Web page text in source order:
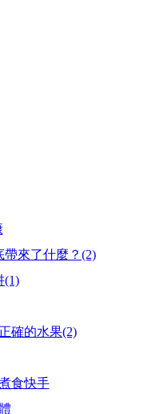
帶來了什麼？(2)
(1)
確的水果(2)
食快手